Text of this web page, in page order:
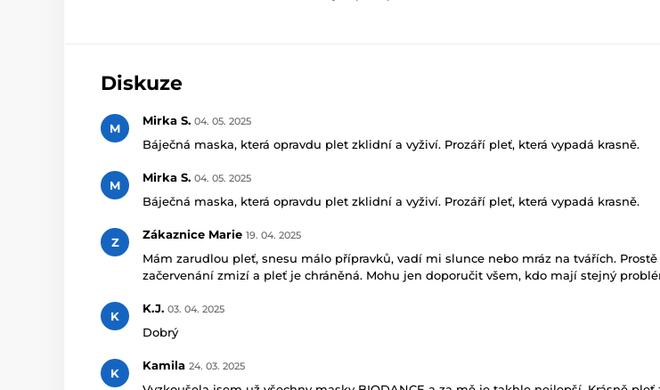
Diskuze
M
Mirka S. 04. 05. 2025
Báječná maska, která opravdu plet zklidní a vyživí. Prozáří pleť, která vypadá krasně.
M
Mirka S. 04. 05. 2025
Báječná maska, která opravdu plet zklidní a vyživí. Prozáří pleť, která vypadá krasně.
Z
Zákaznice Marie 19. 04. 2025
Mám zarudlou pleť, snesu málo přípravků, vadí mi slunce nebo mráz na tvářích.
začervenání zmizí a pleť je chráněná. Mohu jen doporučit všem, kdo mají stejný
K
K.J. 03. 04. 2025
Dobrý
K
Kamila 24. 03. 2025